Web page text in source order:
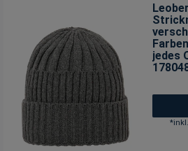
jedes
*